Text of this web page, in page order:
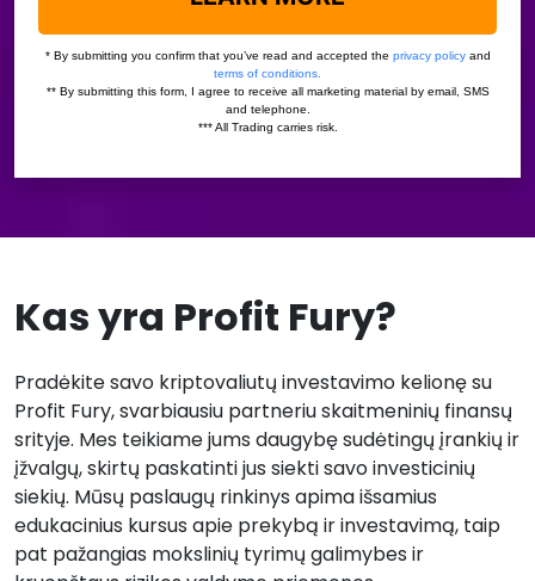
Kas yra Profit Fury?
Pradėkite savo kriptovaliutų investavimo kelionę su
Profit Fury, svarbiausiu partneriu skaitmeninių finansų
srityje. Mes teikiame jums daugybę sudėtingų įrankių ir
įžvalgų, skirtų paskatinti jus siekti savo investicinių
siekių. Mūsų paslaugų rinkinys apima išsamius
edukacinius kursus apie prekybą ir investavimą, taip
pat pažangias mokslinių tyrimų galimybes ir